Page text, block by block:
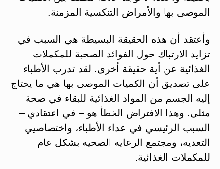
الموصى بها والأمراض التنكسية المزمنة.
وأعتقد أن هذه الحقيقة البسيطة هي السبب في
تزايد الارتباك حول الفوائد الصحية للمكملات
الغذائية عن أية حقيقة أخرى. لقد تدرب الأطباء
على تصديق أن الكميات الموصى بها هي ما يحتاج
إليه الجسم من المواد الغذائية للبقاء في صحة
مثلى. وهذا الافتراض الخطأ هو – في اعتقادي –
السبب الرئيسي في عداء الأطباء، واختصاصيي
التغذية، ومجتمع الرعاية الصحية بشكل عام
للمكملات الغذائية.